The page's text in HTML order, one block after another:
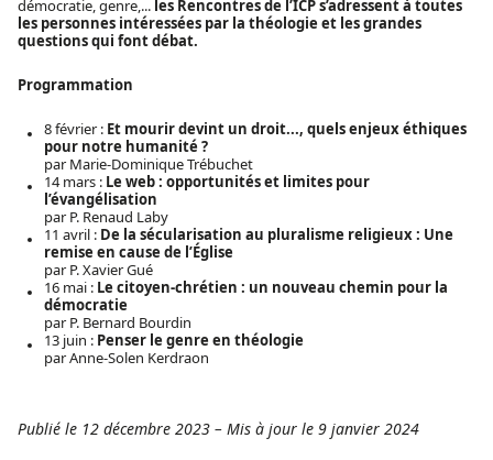
démocratie, genre,... les Rencontres de l’ICP s’adressent à toutes
les personnes intéressées par la théologie et les grandes
questions qui font débat.
Programmation
8 février : Et mourir devint un droit..., quels enjeux éthiques
pour notre humanité ?
par Marie-Dominique Trébuchet
14 mars : Le web : opportunités et limites pour
l’évangélisation
par P. Renaud Laby
11 avril : De la sécularisation au pluralisme religieux : Une
remise en cause de l’Église
par P. Xavier Gué
16 mai : Le citoyen-chrétien : un nouveau chemin pour la
démocratie
par P. Bernard Bourdin
13 juin : Penser le genre en théologie
par Anne-Solen Kerdraon
Publié le 12 décembre 2023 – Mis à jour le 9 janvier 2024